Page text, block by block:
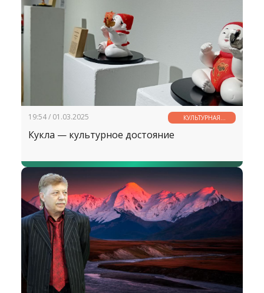
19:54 / 01.03.2025
КУЛЬТУРНАЯ
СТРАНИЧКА
Кукла — культурное достояние